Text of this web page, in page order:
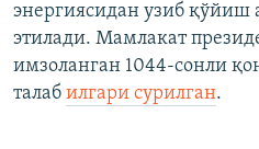
энергиясидан узиб
этилади. Мамлакат
имзоланган 1044-сонли
талаб илгари сурилган.